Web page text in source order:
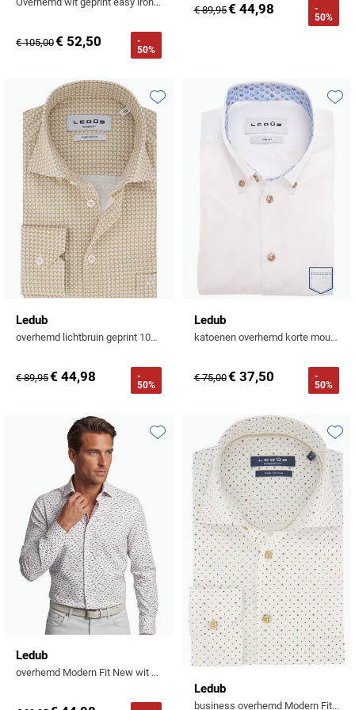
€ 105,00€ 52,50
-
50%
€ 89,95€ 44,98
-
50%
Ledub
overhemd lichtbruin geprint 100% katoen
€ 89,95€ 44,98
-
50%
Toevoegen aan favorieten
Ledub
katoenen overhemd korte mouw wit normale fit
€ 75,00€ 37,50
-
50%
Ledub
overhemd Modern Fit New wit print katoen
Toevoegen aan favorieten
Ledub
business overhemd Modern Fit New stippen & bloemen print